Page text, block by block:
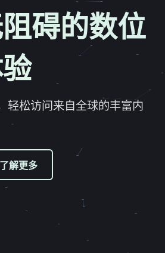
碍的数位
轻松访问来自全球的丰富内
了解更多